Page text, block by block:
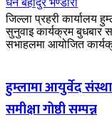
जिल्ला प्रहरी कार्यालय
सुनुवाइ कार्यक्रम बुधबार
सभाहलमा आयोजित
हुम्लामा आयुर्वेद
समीक्षा गोष्ठी सम्पन्न